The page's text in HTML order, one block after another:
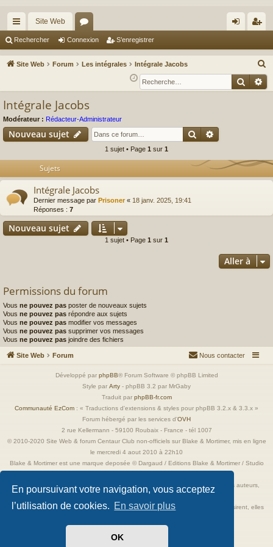
En poursuivant votre navigation, vous acceptez
l’utilisation de cookies. En savoir plus
OK
cc
ès
Site Web
or
u ne
xi
nr
eg
Rechercher Connexion S’enregistrer
Site Web Forum Les intégrales Intégrale Jacobs
e
c
Intégrale Jacobs
Modérateur : Rédacteur-Administrateur
Nouveau sujet Rechercher
1 sujet • Page 1 sur 1
Sujets
Intégrale Jacobs
Dernier message par Prisoner« 18 janv. 2025, 19:41
Réponses : 7
Nouveau sujet
1 sujet • Page 1 sur 1
Aller à
Permissions du forum
Vous ne pouvez pas poster de nouveaux sujets
Vous ne pouvez pas répondre aux sujets
Vous ne pouvez pas modifier vos messages
Vous ne pouvez pas supprimer vos messages
Vous ne pouvez pas joindre des fichiers
Site Web Forum Nous contacter
Développé par phpBB® Forum Software © phpBB Limited
Style par Arty - phpBB 3.2 par MrGaby
Traduit par phpBB-fr.com
Communauté EzCom : « Traductions d'extensions & styles pour phpBB 3.2.x & 3.3.x »
Forum hébergé par les services d’OVH
2 rue Kellermann - 59100 Roubaix - France - tél 1007
© 2010-2020 Site Web & forum Centaur Club non-officiels sur Blake & Mortimer, mis en ligne
le mercredi 4 aout 2010 à 22h10
Blake & Mortimer est une marque deposée © Dargaud / Editions Blake & Mortimer / Studio
Toutes les images incluses dans ces pages sont la propriété exclusive de leurs auteurs,
ayant droits et/ou éditeurs.
Elles ne sont ici qu'à titre de référence ou d'illustration. Si les propriétaires le désirent, elles